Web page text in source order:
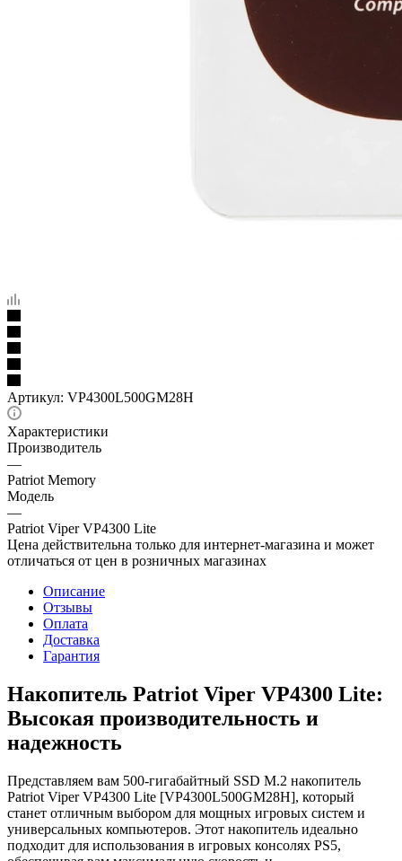
Артикул: VP4300L500GM28H
Характеристики
Производитель
—
Patriot Memory
Модель
—
Patriot Viper VP4300 Lite
Цена действительна только для интернет-магазина и может
отличаться от цен в розничных магазинах
Описание
Отзывы
Оплата
Доставка
Гарантия
Накопитель Patriot Viper VP4300 Lite:
Высокая производительность и
надежность
Представляем вам 500-гигабайтный SSD M.2 накопитель
Patriot Viper VP4300 Lite [VP4300L500GM28H], который
станет отличным выбором для мощных игровых систем и
универсальных компьютеров. Этот накопитель идеально
подходит для использования в игровых консолях PS5,